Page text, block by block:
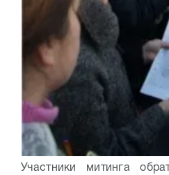
Участники митинга